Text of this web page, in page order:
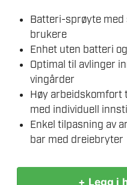
Batteri-sprøyte
brukere
Enhet uten batteri
Optimal til avlinger
vingårder
Høy
med individuell
Enkel tilpasning av
bar med dreiebryter
+ Legg i